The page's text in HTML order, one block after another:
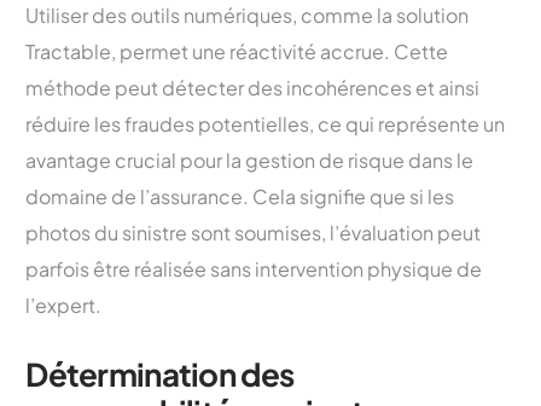
Utiliser des outils numériques, comme la solution
Tractable, permet une réactivité accrue. Cette
méthode peut détecter des incohérences et ainsi
réduire les fraudes potentielles, ce qui représente un
avantage crucial pour la gestion de risque dans le
domaine de l’assurance. Cela signifie que si les
photos du sinistre sont soumises, l’évaluation peut
parfois être réalisée sans intervention physique de
l’expert.
Détermination des